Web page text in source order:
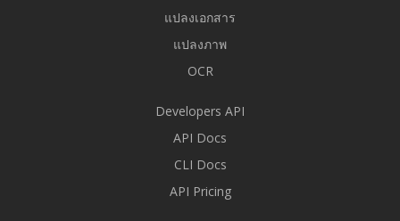
แปลงเอกสาร
แปลงภาพ
OCR
Developers API
API Docs
CLI Docs
API Pricing